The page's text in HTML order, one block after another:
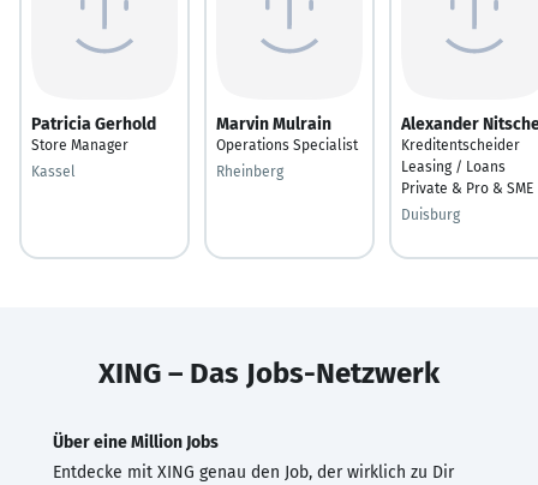
Patricia Gerhold
Store Manager
Kassel
Marvin Mulrain
Operations Specialist
Rheinberg
Alexander
Kreditentscheider
Leasing / Loans
Private & Pro & SME
Duisburg
XING – Das Jobs-Netzwerk
Über eine Million Jobs
Entdecke mit XING genau den Job, der wirklich zu Dir